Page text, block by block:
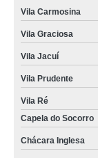
Vila Carmosina
Vila Graciosa
Vila Jacuí
Vila Prudente
Vila Ré
Capela do Socorro
Chácara Inglesa